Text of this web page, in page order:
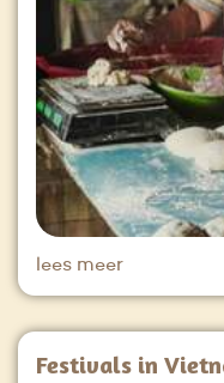
lees meer
Festivals in